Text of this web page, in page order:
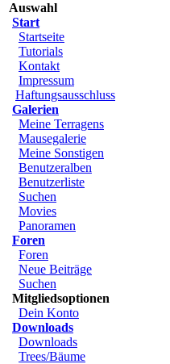
Auswahl
Start
Startseite
Tutorials
Kontakt
Impressum
Haftungsausschluss
Galerien
Meine Terragens
Mausegalerie
Meine Sonstigen
Benutzeralben
Benutzerliste
Suchen
Movies
Panoramen
Foren
Foren
Neue Beiträge
Suchen
Mitgliedsoptionen
Dein Konto
Downloads
Downloads
Trees/Bäume